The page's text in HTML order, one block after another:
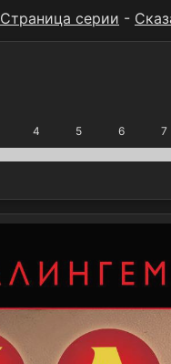
Страница серии -
4 5 6 7